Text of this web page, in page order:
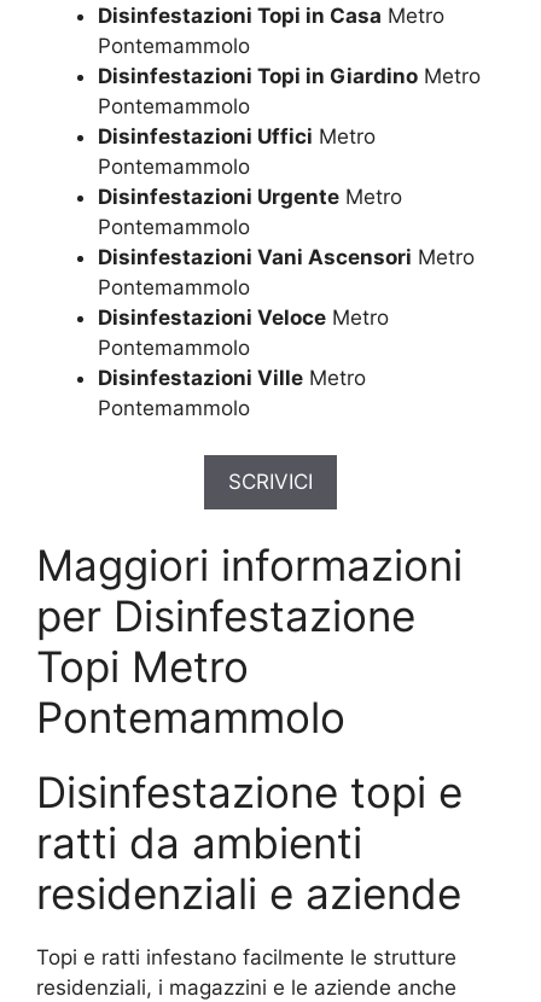
Disinfestazioni Topi in Casa Metro
Pontemammolo
Disinfestazioni Topi in Giardino Metro
Pontemammolo
Disinfestazioni Uffici Metro
Pontemammolo
Disinfestazioni Urgente Metro
Pontemammolo
Disinfestazioni Vani Ascensori Metro
Pontemammolo
Disinfestazioni Veloce Metro
Pontemammolo
Disinfestazioni Ville Metro
Pontemammolo
SCRIVICI
Maggiori informazioni
per Disinfestazione
Topi Metro
Pontemammolo
Disinfestazione topi e
ratti da ambienti
residenziali e aziende
Topi e ratti infestano facilmente le strutture
residenziali, i magazzini e le aziende anche